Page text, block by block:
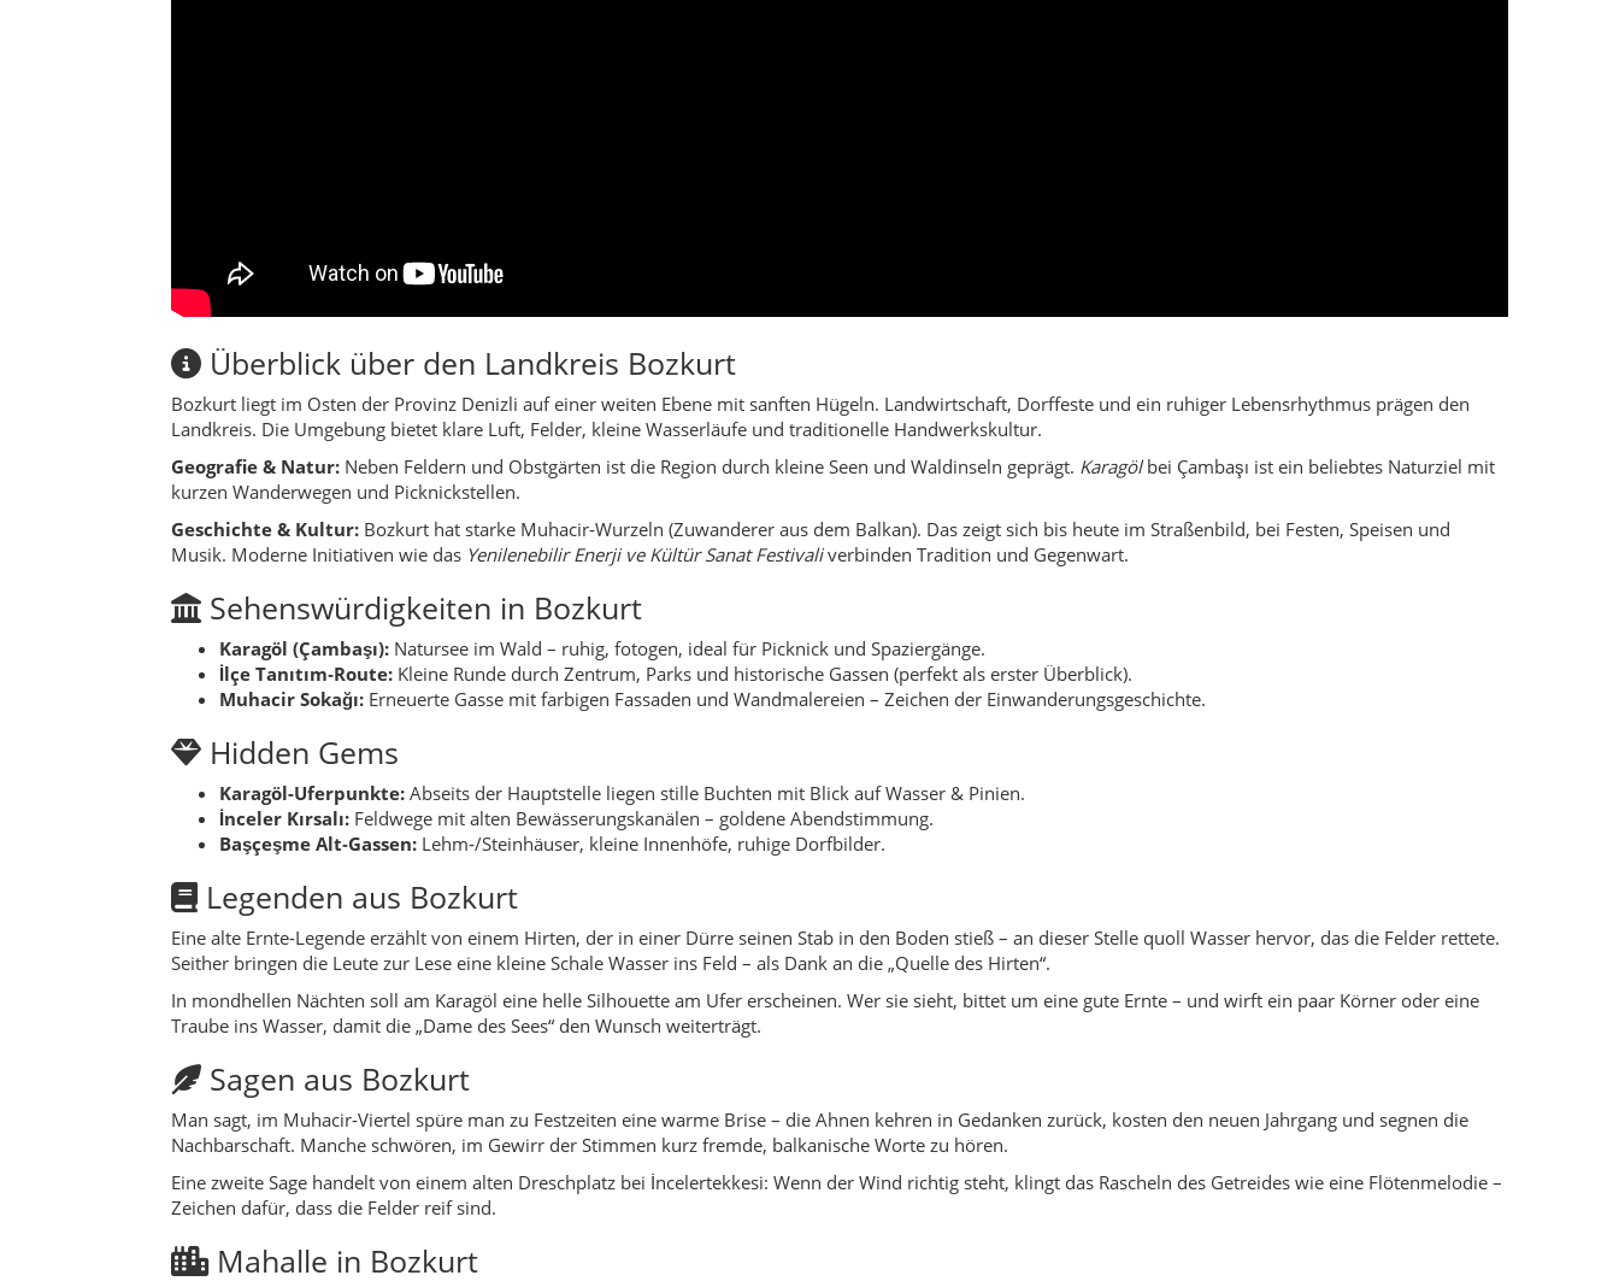
Überblick über den Landkreis Bozkurt
Bozkurt liegt im Osten der Provinz Denizli auf einer weiten Ebene mit sanften Hügeln. Landwirtschaft, Dorffeste und ein ruhiger Lebensrhythmus prägen den
Landkreis. Die Umgebung bietet klare Luft, Felder, kleine Wasserläufe und traditionelle Handwerkskultur.
Geografie & Natur: Neben Feldern und Obstgärten ist die Region durch kleine Seen und Waldinseln geprägt. Karagölbei Çambaşı ist ein beliebtes Naturziel mit
kurzen Wanderwegen und Picknickstellen.
Geschichte & Kultur: Bozkurt hat starke Muhacir‑Wurzeln (Zuwanderer aus dem Balkan). Das zeigt sich bis heute im Straßenbild, bei Festen, Speisen und
Musik. Moderne Initiativen wie das Yenilenebilir Enerji ve Kültür Sanat Festivaliverbinden Tradition und Gegenwart.
Sehenswürdigkeiten in Bozkurt
Karagöl (Çambaşı): Natursee im Wald – ruhig, fotogen, ideal für Picknick und Spaziergänge.
İlçe Tanıtım‑Route: Kleine Runde durch Zentrum, Parks und historische Gassen (perfekt als erster Überblick).
Muhacir Sokağı: Erneuerte Gasse mit farbigen Fassaden und Wandmalereien – Zeichen der Einwanderungsgeschichte.
Hidden Gems
Karagöl-Uferpunkte: Abseits der Hauptstelle liegen stille Buchten mit Blick auf Wasser & Pinien.
İnceler Kırsalı: Feldwege mit alten Bewässerungskanälen – goldene Abendstimmung.
Başçeşme Alt‑Gassen: Lehm‑/Steinhäuser, kleine Innenhöfe, ruhige Dorfbilder.
Legenden aus Bozkurt
Eine alte Ernte‑Legende erzählt von einem Hirten, der in einer Dürre seinen Stab in den Boden stieß – an dieser Stelle quoll Wasser hervor, das die Felder rettete.
Seither bringen die Leute zur Lese eine kleine Schale Wasser ins Feld – als Dank an die „Quelle des Hirten“.
In mondhellen Nächten soll am Karagöl eine helle Silhouette am Ufer erscheinen. Wer sie sieht, bittet um eine gute Ernte – und wirft ein paar Körner oder eine
Traube ins Wasser, damit die „Dame des Sees“ den Wunsch weiterträgt.
Sagen aus Bozkurt
Man sagt, im Muhacir‑Viertel spüre man zu Festzeiten eine warme Brise – die Ahnen kehren in Gedanken zurück, kosten den neuen Jahrgang und segnen die
Nachbarschaft. Manche schwören, im Gewirr der Stimmen kurz fremde, balkanische Worte zu hören.
Eine zweite Sage handelt von einem alten Dreschplatz bei İncelertekkesi: Wenn der Wind richtig steht, klingt das Rascheln des Getreides wie eine Flötenmelodie –
Zeichen dafür, dass die Felder reif sind.
Mahalle in Bozkurt